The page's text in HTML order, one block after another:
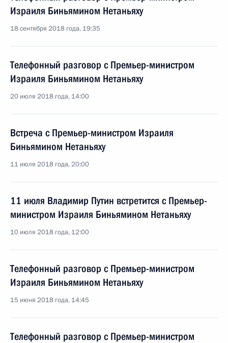
Израиля Биньямином Нетаньяху
18 сентября 2018 года, 19:35
Телефонный разговор с Премьер-министром
Израиля Биньямином Нетаньяху
20 июля 2018 года, 14:00
Встреча с Премьер-министром Израиля
Биньямином Нетаньяху
11 июля 2018 года, 20:00
11 июля Владимир Путин встретится с Премьер-
министром Израиля Биньямином Нетаньяху
10 июля 2018 года, 12:00
Телефонный разговор с Премьер-министром
Израиля Биньямином Нетаньяху
15 июня 2018 года, 14:45
Телефонный разговор с Премьер-министром